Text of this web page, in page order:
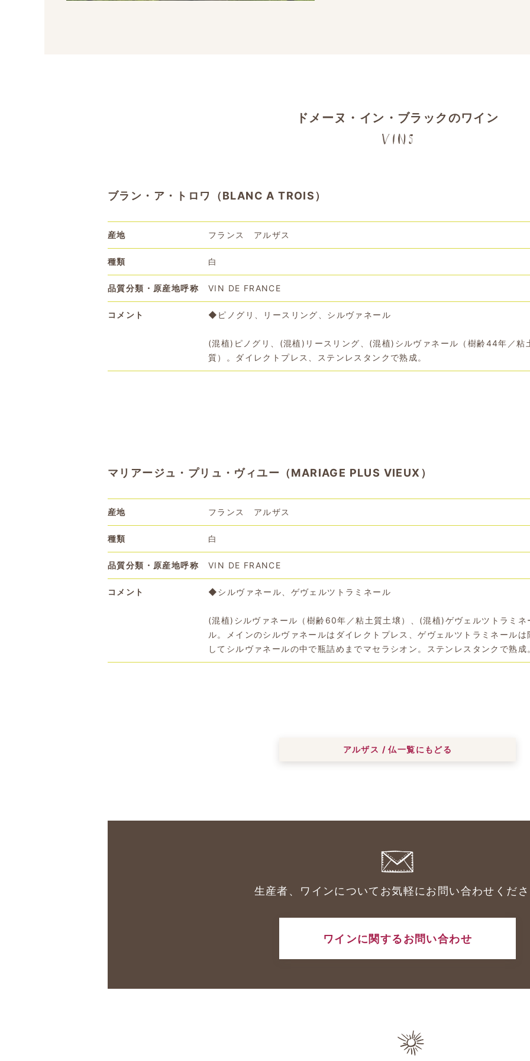
ドメーヌ・イン・ブラックのワイン
ブラン・ア・トロワ（BLANC A TROIS）
産地 フランス アルザス
種類 白
品質分類・原産地呼称 VIN DE FRANCE
コメント ◆ピノグリ、リースリング、シルヴァネール
(混植)ピノグリ、(混植)リースリング、(混植)シルヴァネール（樹齢44年／粘
質）。ダイレクトプレス、ステンレスタンクで熟成。
マリアージュ・プリュ・ヴィユー（MARIAGE PLUS VIEUX）
産地 フランス アルザス
種類 白
品質分類・原産地呼称 VIN DE FRANCE
コメント ◆シルヴァネール、ゲヴェルツトラミネール
(混植)シルヴァネール（樹齢60年／粘土質土壌）、(混植)ゲヴェルツトラミネ
ル。メインのシルヴァネールはダイレクトプレス、ゲヴェルツトラミネールは
してシルヴァネールの中で瓶詰めまでマセラシオン。ステンレスタンクで熟成
アルザス / 仏一覧にもどる
生産者、ワインについてお気軽にお問い合わせくだ
ワインに関するお問い合わせ